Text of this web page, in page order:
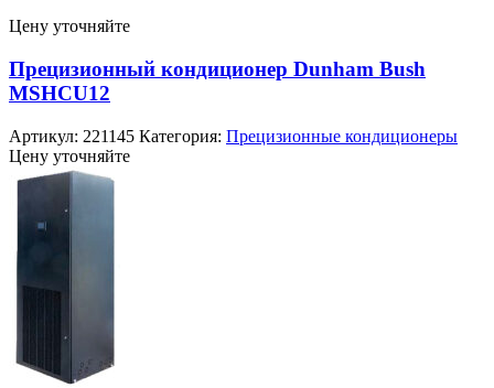
Цену уточняйте
Прецизионный кондиционер Dunham Bush
MSHCU12
Артикул: 221145 Категория: Прецизионные кондиционеры
Цену уточняйте